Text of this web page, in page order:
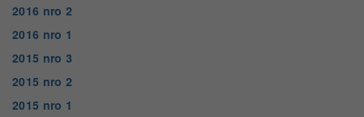
2016 nro 2
2016 nro 1
2015 nro 3
2015 nro 2
2015 nro 1